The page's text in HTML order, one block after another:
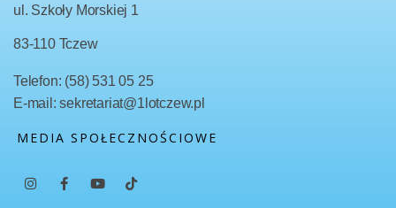
ul. Szkoły Morskiej 1
83-110 Tczew
Telefon: (58) 531 05 25
E-mail: sekretariat@1lotczew.pl
MEDIA SPOŁECZNOŚCIOWE